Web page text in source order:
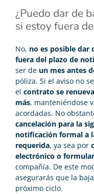
¿Puedo dar de
si estoy fuera
No, no es posible dar
fuera del plazo de
ser de un mes antes
póliza. Si el aviso no
el contrato se
más, manteniéndose
acordadas. No
cancelación para la
notificación formal a
requerida, ya sea por
electrónico o
compañía. De este
asegurarás que la
próximo ciclo.